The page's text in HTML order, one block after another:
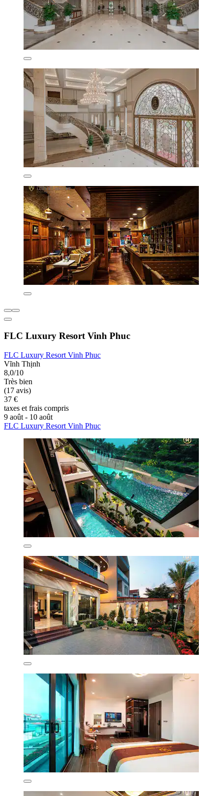
FLC Luxury Resort Vinh Phuc
FLC Luxury Resort Vinh Phuc
Vĩnh Thịnh
8,0/10
Très bien
(17 avis)
37 €
taxes et frais compris
9 août - 10 août
FLC Luxury Resort Vinh Phuc